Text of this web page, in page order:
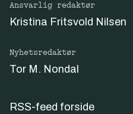
Ansvarlig redaktør
Kristina Fritsvold Nilsen
Nyhetsredaktør
Tor M. Nondal
RSS-feed forside